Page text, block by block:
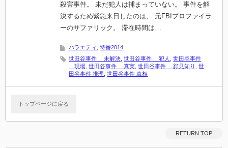
殺害事件。 未だ犯人は捕まっていない。 事件を解
決するため緊急来日したのは、 元FBIプロファイラ
ーのサファリック。 滞在時間は…
バラエティ ,特番2014
世田谷事件 未解決 ,世田谷事件 犯人 ,世田谷事件
現場 ,世田谷事件 真実 ,世田谷事件 顔見知り ,世
田谷事件 推理 ,世田谷事件 真相
トップページに戻る
RETURN TOP